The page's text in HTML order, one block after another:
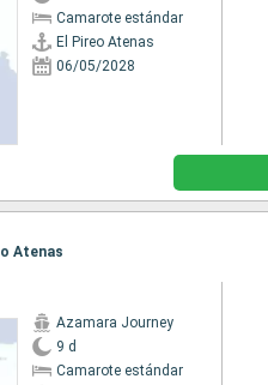
Camarote estándar
El Pireo Atenas
06/05/2028
Atenas
Azamara Journey
9 d
Camarote estándar